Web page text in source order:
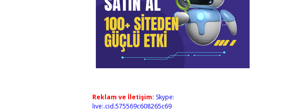
Reklam ve İletişim: Skype:
live:.cid.575569c608265c69